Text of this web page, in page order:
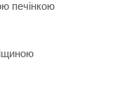
печінкою